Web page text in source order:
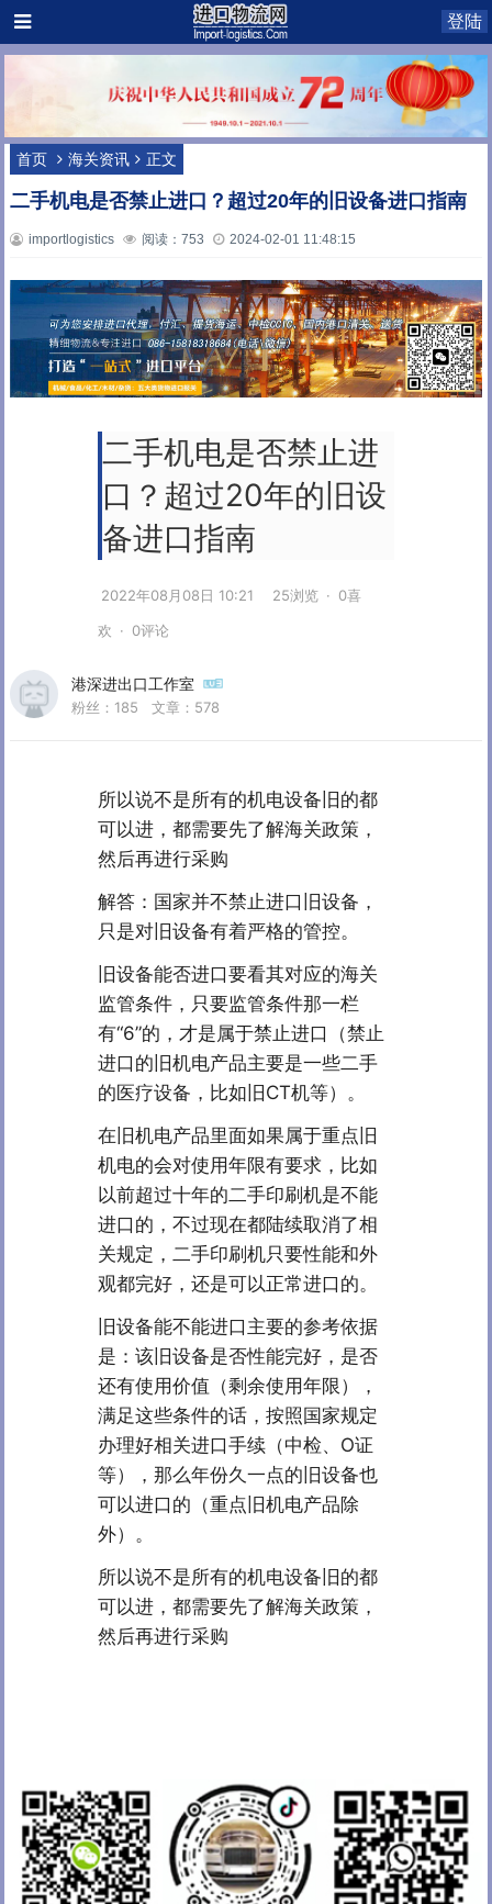
登陆
首页 海关资讯 正文
二手机电是否禁止进口？超过20年的旧设备进口指南
importlogistics 阅读：753 2024-02-01 11:48:15
二手机电是否禁止进
口？超过20年的旧设
备进口指南
2022年08月08日 10:21 25浏览 · 0喜
欢 · 0评论
港深进出口工作室
粉丝： 185 文章： 578
所以说不是所有的机电设备旧的都
可以进，都需要先了解海关政策，
然后再进行采购
解答：国家并不禁止进口旧设备，
只是对旧设备有着严格的管控。
旧设备能否进口要看其对应的海关
监管条件，只要监管条件那一栏
有“6”的，才是属于禁止进口（禁止
进口的旧机电产品主要是一些二手
的医疗设备，比如旧CT机等）。
在旧机电产品里面如果属于重点旧
机电的会对使用年限有要求，比如
以前超过十年的二手印刷机是不能
进口的，不过现在都陆续取消了相
关规定，二手印刷机只要性能和外
观都完好，还是可以正常进口的。
旧设备能不能进口主要的参考依据
是：该旧设备是否性能完好，是否
还有使用价值（剩余使用年限），
满足这些条件的话，按照国家规定
办理好相关进口手续（中检、O证
等），那么年份久一点的旧设备也
可以进口的（重点旧机电产品除
外）。
所以说不是所有的机电设备旧的都
可以进，都需要先了解海关政策，
然后再进行采购